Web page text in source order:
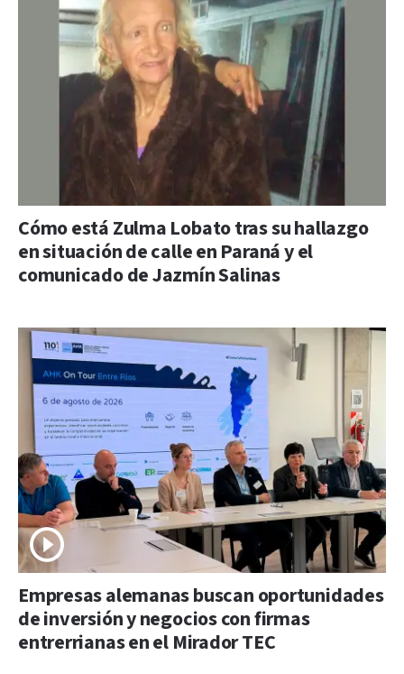
Cómo está Zulma Lobato tras su hallazgo
en situación de calle en Paraná y el
comunicado de Jazmín Salinas
Empresas alemanas buscan oportunidades
de inversión y negocios con firmas
entrerrianas en el Mirador TEC